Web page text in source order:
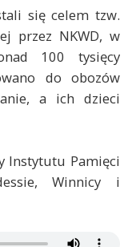
się celem tzw.
przez NKWD, w
100 tysięcy
do obozów
a ich dzieci
Instytutu Pamięci
Winnicy i